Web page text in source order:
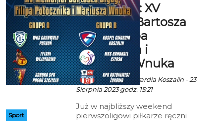
Sport
E.Link Cup: XV
Memoriał Bartosza
Bigdy, Filipa
Potocznika i
Mariusza Wnuka
Art za FB/Kospel Gwardia Koszalin - 23
Sierpnia 2023 godz. 15:21
Już w najbliższy weekend
pierwszoligowi piłkarze ręczni